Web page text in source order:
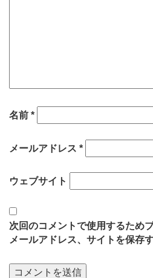
名前 *
メールアドレス *
ウェブサイト
次回のコメントで使用するため
メールアドレス、サイトを保存す